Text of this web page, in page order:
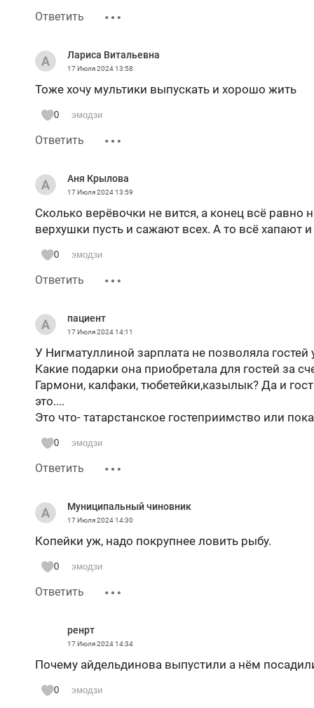
Ответить
Лариса Витальевна
17 Июля 202413:58
Тоже хочу мультики выпускать и хорошо жить
0 эмодзи
Ответить
Аня Крылова
17 Июля 202413:59
Сколько верёвочки не вится, а конец всё равно
верхушки пусть и сажают всех. А то всё хапают
0 эмодзи
Ответить
пациент
17 Июля 202414:11
У Нигматуллиной зарплата не позволяла гостей
Какие подарки она приобретала для гостей за
Гармони, калфаки, тюбетейки,казылык? Да и
это....
Это что- татарстанское гостеприимство или
0 эмодзи
Ответить
Муниципальный чиновник
17 Июля 202414:30
Копейки уж, надо покрупнее ловить рыбу.
0 эмодзи
Ответить
ренрт
17 Июля 202414:34
Почему айдельдинова выпустили а нём
0 эмодзи